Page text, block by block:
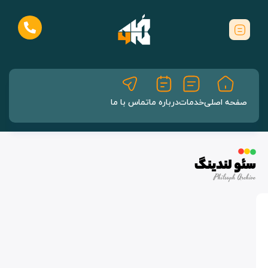
صفحه اصلیخدماتدرباره ماتماس با ما
سئو لندینگ
Philsoph Archive